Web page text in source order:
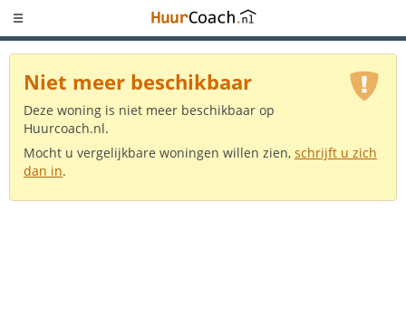
Niet meer beschikbaar
Deze woning is niet meer beschikbaar op
Huurcoach.nl.
Mocht u vergelijkbare woningen willen zien, schrijft u zich
dan in.